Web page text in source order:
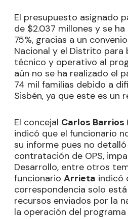
El presupuesto asignado
de $2.037 millones y se
75%, gracias a un
Nacional y el Distrito para
técnico y operativo al
aún no se ha realizado el
74 mil familias debido a
Sisbén, ya que este es un
El concejal Carlos Barrios
indicó que el funcionario
su informe pues no
contratación de OPS,
Desarrollo, entre otros
funcionario Arrieta indicó
correspondencia solo
recursos enviados por la
la operación del